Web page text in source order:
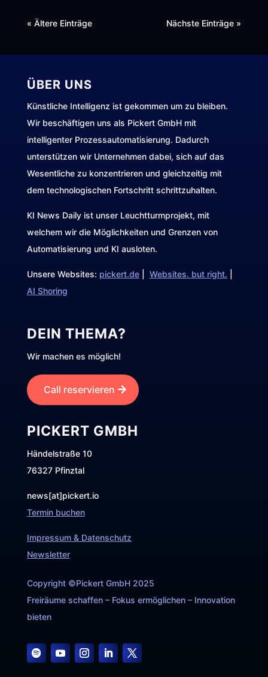
« Ältere Einträge Nächste Einträge »
ÜBER UNS
Künstliche Intelligenz ist gekommen um zu bleiben.
Wir beschäftigen uns als Pickert GmbH mit
intelligenter Prozessautomatisierung. Dadurch
unterstützen wir Unternehmen dabei, sich auf das
Wesentliche zu konzentrieren und gleichzeitig mit
dem technologischen Fortschritt schrittzuhalten.
KI News Daily ist unser Leuchtturmprojekt, mit
welchem wir die Möglichkeiten und Grenzen von
Automatisierung und KI ausloten.
Unsere Websites: pickert.de| Websites. but right.
AI Shoring
DEIN THEMA?
Wir machen es möglich!
Call reservieren
PICKERT GMBH
Händelstraße 10
76327 Pfinztal
news[at]pickert.io
Termin buchen
Impressum & Datenschutz
Newsletter
Copyright ©Pickert GmbH 2025
Freiräume schaffen – Fokus ermöglichen – Innovation
bieten